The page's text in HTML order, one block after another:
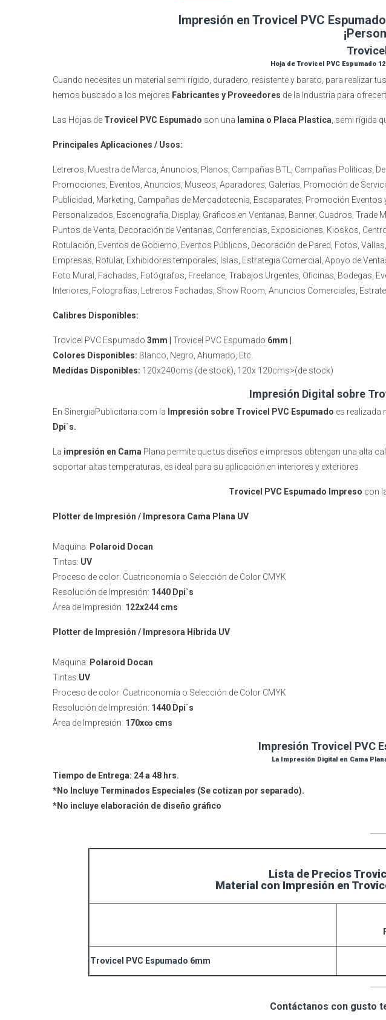
Impresión en Trovicel PVC
Hoja de Trovicel PVC Espumado
Cuando necesites un material semi rígido, duradero, resistente y barato, para realizar
hemos buscado a los mejores Fabricantes y Proveedores de la Industria para
Las Hojas de Trovicel PVC Espumado son una lamina o Placa Plastica , semi rígida
Principales Aplicaciones / Usos:
Letreros, Muestra de Marca, Anuncios, Planos, Campañas BTL, Campañas Políticas,
Promociones, Eventos, Anuncios, Museos, Aparadores, Galerías, Promoción de
Publicidad, Marketing, Campañas de Mercadotecnia, Escaparates, Promoción
Personalizados, Escenografía, Display, Gráficos en Ventanas, Banner, Cuadros, Trade
Puntos de Venta, Decoración de Ventanas, Conferencias, Exposiciones, Kioskos,
Rotulación, Eventos de Gobierno, Eventos Públicos, Decoración de Pared, Fotos,
Empresas, Rotular, Exhibidores temporales, Islas, Estrategia Comercial, Apoyo de
Foto Mural, Fachadas, Fotógrafos, Freelance, Trabajos Urgentes, Oficinas, Bodegas,
Interiores, Fotografías, Letreros Fachadas, Show Room, Anuncios Comerciales,
Calibres Disponibles:
Trovicel PVC Espumado 3mm | Trovicel PVC Espumado 6mm |
Colores Disponibles: Blanco, Negro, Ahumado, Etc.
Medidas Disponibles: 120x240cms (de stock), 120x 120cms>(de stock)
Impresión Digital sobre
En SinergiaPublicitaria.com la Impresión sobre Trovicel PVC Espumado es realizada
Dpi`s.
La impresión en Cama Plana permite que tus diseños e impresos obtengan una alta
soportar altas temperaturas, es ideal para su aplicación en interiores y exteriores.
Trovicel PVC Espumado Impreso con
Plotter de Impresión / Impresora Cama Plana UV
Maquina: Polaroid Docan
Tintas: UV
Proceso de color: Cuatriconomía o Selección de Color CMYK
Resolución de Impresión: 1440 Dpi`s
Área de Impresión: 122x244 cms
Plotter de Impresión / Impresora Híbrida UV
Maquina: Polaroid Docan
Tintas:UV
Proceso de color: Cuatriconomía o Selección de Color CMYK
Resolución de Impresión: 1440 Dpi`s
Área de Impresión: 170x∞ cms
Impresión Trovicel PVC
La Impresión Digital en Cama
Tiempo de Entrega: 24 a 48 hrs.
*No Incluye Terminados Especiales (Se cotizan por separado).
*No incluye elaboración de diseño gráfico
Lista de Precios
Material con Impresión en
Trovicel PVC Espumado 6mm
Contáctanos con gusto